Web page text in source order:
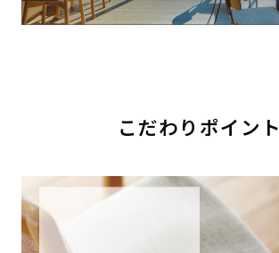
こだわりポイント